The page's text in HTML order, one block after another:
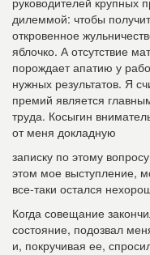
дилеммой: чтобы
откровенное
яблочко. А отсутствие
порождает апатию у
нужных результатов. Я
премий является
труда. Косыгин
от меня докладную
записку по этому
этом мое выступление,
все-таки остался
Когда совещание
состояние, подозвал
и, покручивая ее,